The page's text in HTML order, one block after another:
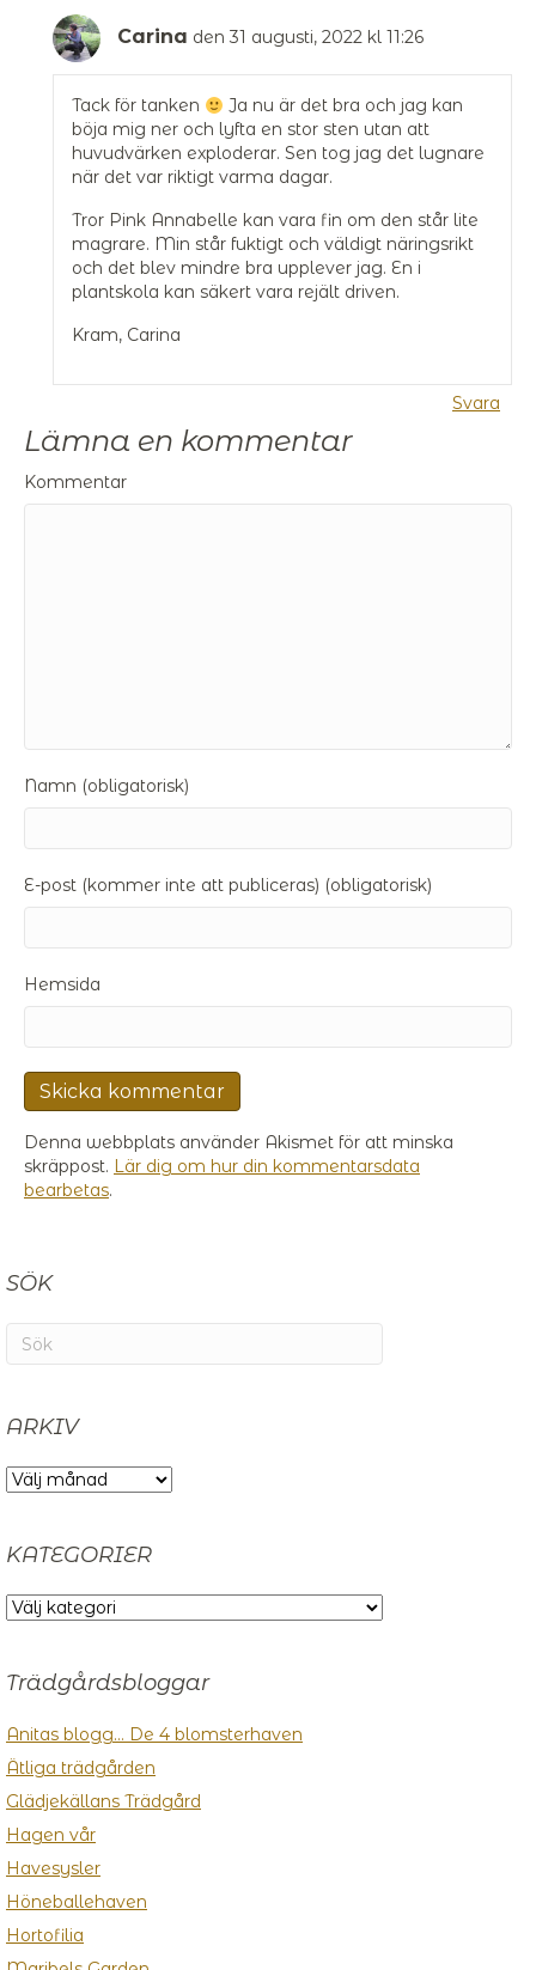
Carina den 31 augusti, 2022 kl 11:26
Tack för tanken
Ja nu är det bra och jag kan
böja mig ner och lyfta en stor sten utan att
huvudvärken exploderar. Sen tog jag det lugnare
när det var riktigt varma dagar.
Tror Pink Annabelle kan vara fin om den står lite
magrare. Min står fuktigt och väldigt näringsrikt
och det blev mindre bra upplever jag. En i
plantskola kan säkert vara rejält driven.
Kram, Carina
Svara
Lämna en kommentar
Kommentar
Namn (obligatorisk)
E-post (kommer inte att publiceras) (obligatorisk)
Hemsida
Denna webbplats använder Akismet för att minska
skräppost. Lär dig om hur din kommentarsdata
bearbetas.
SÖK
ARKIV
ARKIV
KATEGORIER
KATEGORIER
Trädgårdsbloggar
Anitas blogg… De 4 blomsterhaven
Ätliga trädgården
Glädjekällans Trädgård
Hagen vår
Havesysler
Höneballehaven
Hortofilia